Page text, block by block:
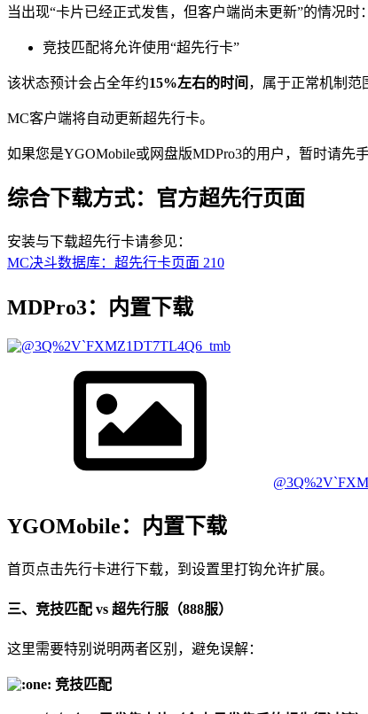
当出现“卡片已经正式发售，但客户端尚未更新”的情况时：
竞技匹配将允许使用“超先行卡”
该状态预计会占全年约15%左右的时间 ，属于正常机制范
MC客户端将自动更新超先行卡。
如果您是YGOMobile或网盘版MDPro3的用户，暂时请先
综合下载方式：官方超先行页面
安装与下载超先行卡请参见：
MC决斗数据库：超先行卡页面 210
MDPro3：内置下载
YGOMobile：内置下载
首页点击先行卡进行下载，到设置里打钩允许扩展。
三、竞技匹配 vs 超先行服（888服）
这里需要特别说明两者区别，避免误解：
竞技匹配